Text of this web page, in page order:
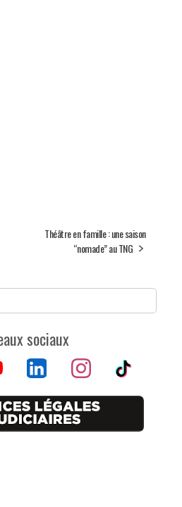
Théâtre en famille : une saison
“nomade” au TNG
sociaux